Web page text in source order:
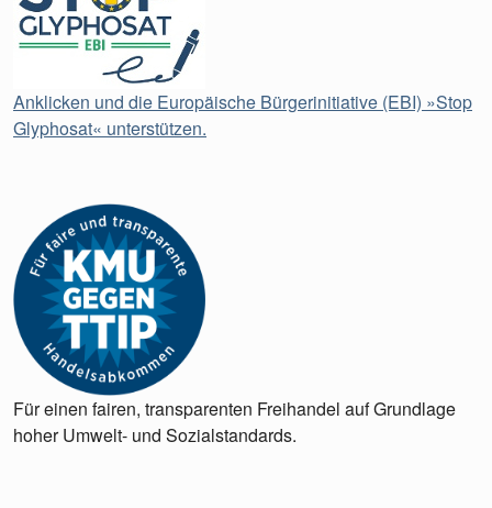
Anklicken und die Europäische Bürgerinitiative (EBI) »Stop
Glyphosat« unterstützen.
Für einen fairen, transparenten Freihandel auf Grundlage
hoher Umwelt- und Sozialstandards.